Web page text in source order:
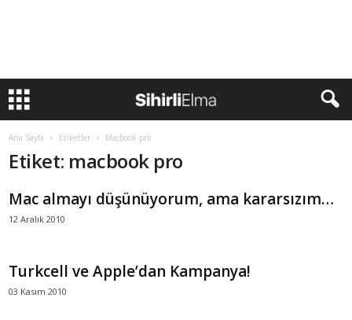
Ana Sayfa Etiketler Macbook pro
Etiket: macbook pro
Mac almayı düşünüyorum, ama kararsızım…
12 Aralık 2010
Turkcell ve Apple’dan Kampanya!
03 Kasım 2010